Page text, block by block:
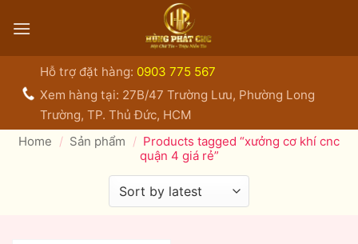
qua
Hỗ trợ đặt hàng: 0903 775 567
Xem hàng tại: 27B/47 Trường Lưu, Phường Long
Trường, TP. Thủ Đức, HCM
Home / Sản phẩm / Products tagged “xưởng cơ khí cnc
quận 4 giá rẻ”